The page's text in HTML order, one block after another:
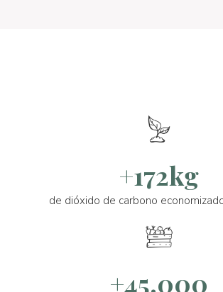
+172kg
de dióxido de carbono
+45.000